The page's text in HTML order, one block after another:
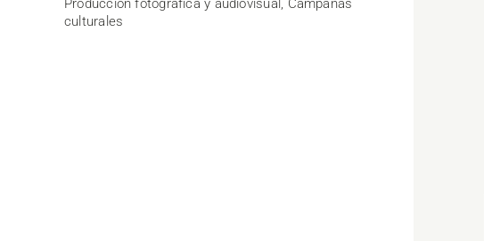
Producción fotográfica y audiovisual, Campañas
culturales